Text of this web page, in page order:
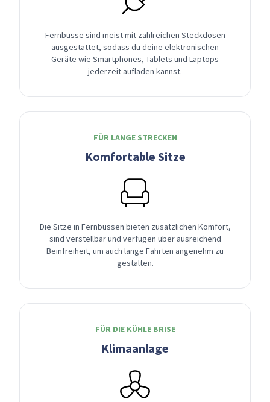
Fernbusse sind meist mit zahlreichen Steckdosen
ausgestattet, sodass du deine elektronischen
Geräte wie Smartphones, Tablets und Laptops
jederzeit aufladen kannst.
FÜR LANGE STRECKEN
Komfortable Sitze
Die Sitze in Fernbussen bieten zusätzlichen Komfort,
sind verstellbar und verfügen über ausreichend
Beinfreiheit, um auch lange Fahrten angenehm zu
gestalten.
FÜR DIE KÜHLE BRISE
Klimaanlage